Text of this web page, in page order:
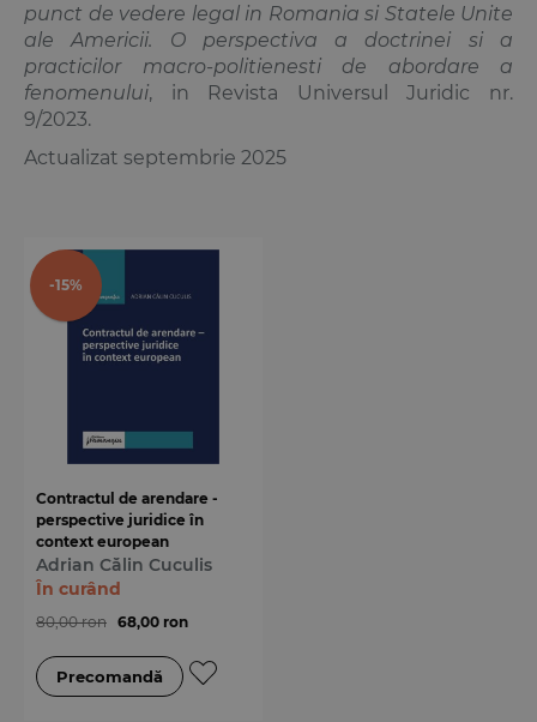
punct de vedere legal in Romania si Statele Unite
ale Americii. O perspectiva a doctrinei si a
practicilor macro-politienesti de abordare a
fenomenului, in Revista Universul Juridic nr.
9/2023.
Actualizat septembrie 2025
-15%
Contractul de arendare -
perspective juridice în
context european
Adrian Călin Cuculis
În curând
80,00 ron 68,00 ron